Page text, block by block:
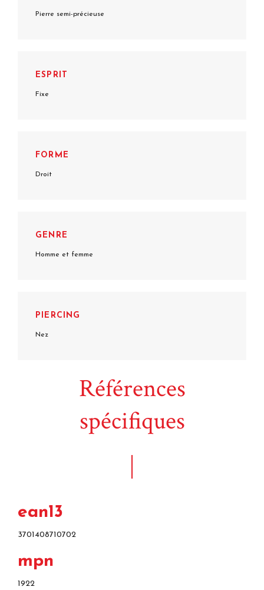
Pierre semi-précieuse
ESPRIT
Fixe
FORME
Droit
GENRE
Homme et femme
PIERCING
Nez
Références
spécifiques
ean13
3701408710702
mpn
1922